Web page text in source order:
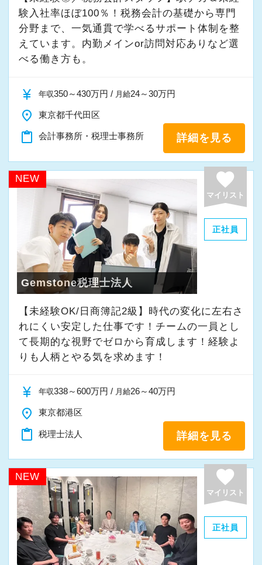
験入社率ほぼ100％！税務会計の基礎から専門
分野まで、一気通貫で学べるサポート体制を整
えています。内勤メインor訪問対応ありなど選
べる働き方も。
currency_yen 年収350～430万円 / 月給24～30万円
place 東京都千代田区
content_paste 会計事務所・税理士事務所 詳細を見る
NEW favorite
マイリスト
正社員
Gemstone税理士法人
【未経験OK/日商簿記2級】時代の変化に左右さ
れにくい安定した仕事です！チームの一員とし
て⻑期的な視野でゼロから育成します！経験よ
りも人柄とやる気を求めます！
currency_yen 年収338～600万円 / 月給26～40万円
place 東京都港区
content_paste 税理士法人 詳細を見る
NEW favorite
マイリスト
正社員